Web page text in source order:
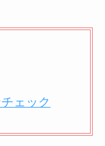
ェック